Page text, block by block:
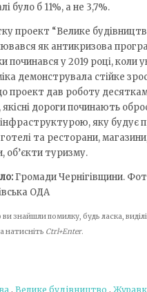
було б 11%, а не 3,7%.
проект “Велике
як антикризова
починався у 2019 році, коли
демонструвала стійке
проект дав роботу
дороги починають
яку будує
готелі та ресторани,
об’єкти туризму.
Громади Чернігівщини.
ОДА
знайшли помилку, будь ласка,
натисніть Ctrl+Enter.
,Велике будівництво ,